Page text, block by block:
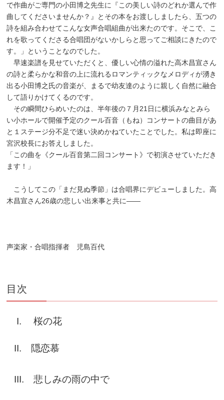
で作曲がご専門の小田博之先生に『この美しい詩のどれか選んで作
曲してくださいませんか？』とその本をお渡ししましたら、五つの
詩を組み合わせてこんな女声合唱組曲が出来たのです。そこで、こ
れを歌ってくださる合唱団がないかしらと思ってご相談にきたので
す。」ということなのでした。
早速楽譜を見せていただくと、優しい心情の溢れた高木昌宣さん
の詩と柔らかな和音の上に流れるロマンティックなメロディが湧き
出る小田博之氏の音楽が、まるで幼友達のように親しく自然に融合
して語りかけてくるのです。
その瞬間ひらめいたのは、半年後の７月21日に横浜みなとみら
い小ホールで開催予定のクール百音（もね）コンサートの曲目があ
と１ステージ分不足で迷い決めかねていたことでした。私は即座に
宮沢校長にお答えしました。
「この曲を《クール百音第二回コンサート》で初演させていただき
ます！」
こうしてこの「まだ見ぬ季節」は合唱界にデビューしました。高
木昌宣さん26歳の悲しい出来事と共に——
声楽家・合唱指揮者 児島百代
目次
I. 桜の花
II. 隠恋慕
III. 悲しみの雨の中で